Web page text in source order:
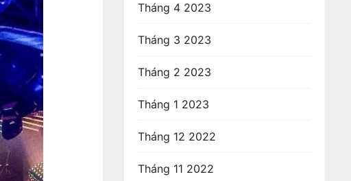
Tháng 4 2023
Tháng 3 2023
Tháng 2 2023
Tháng 1 2023
Tháng 12 2022
Tháng 11 2022